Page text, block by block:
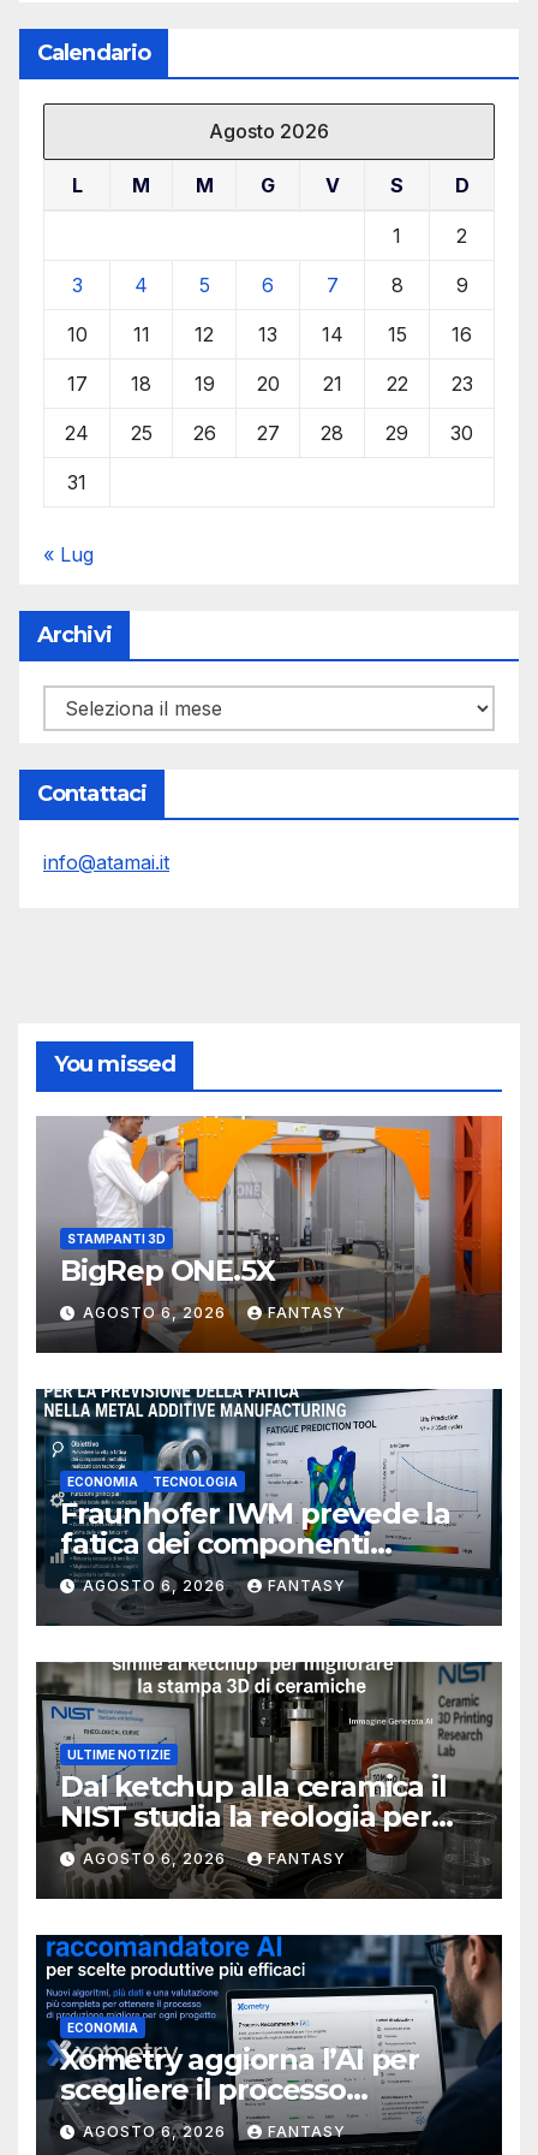
Calendario
Agosto 2026
L M M G V S D
1 2
3 4 5 6 7 8 9
10 11 12 13 14 15 16
17 18 19 20 21 22 23
24 25 26 27 28 29 30
31
« Lug
Archivi
Archivi
Contattaci
info@atamai.it
You missed
STAMPANTI 3D
BigRep ONE.5X
AGOSTO 6, 2026 FANTASY
ECONOMIA TECNOLOGIA
Fraunhofer IWM prevede la
fatica dei componenti
metallici stampati in 3D
AGOSTO 6, 2026 FANTASY
ULTIME NOTIZIE
Dal ketchup alla ceramica il
NIST studia la reologia per
rendere più affidabile la
stampa 3D
AGOSTO 6, 2026 FANTASY
ECONOMIA
Xometry aggiorna l’AI per
scegliere il processo
produttivo più adatto
AGOSTO 6, 2026 FANTASY